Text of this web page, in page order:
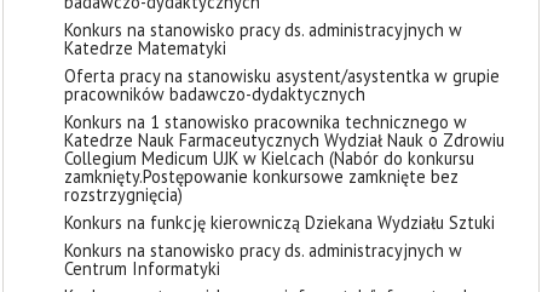
Konkurs na stanowisko pracy ds. administracyjnych w
Katedrze Matematyki
Oferta pracy na stanowisku asystent/asystentka w grupie
pracowników badawczo-dydaktycznych
Konkurs na 1 stanowisko pracownika technicznego w
Katedrze Nauk Farmaceutycznych Wydział Nauk o Zdrowiu
Collegium Medicum UJK w Kielcach (Nabór do konkursu
zamknięty. ​Postępowanie konkursowe zamknięte bez
rozstrzygnięcia)
Konkurs na funkcję kierowniczą Dziekana Wydziału Sztuki
Konkurs na stanowisko pracy ds. administracyjnych w
Centrum Informatyki